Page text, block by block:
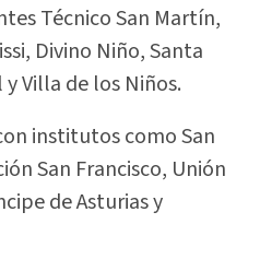
Técnico San Martín,
Divino Niño, Santa
Villa de los Niños.
institutos como San
San Francisco, Unión
de Asturias y